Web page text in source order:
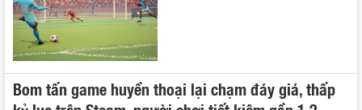
Bom tấn game huyền thoại lại chạm đáy giá, thấp